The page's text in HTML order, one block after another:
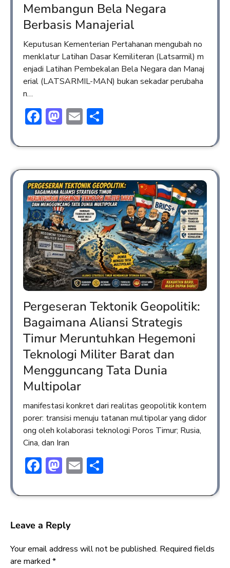
Membangun Bela Negara
Berbasis Manajerial
Keputusan Kementerian Pertahanan mengubah no
menklatur Latihan Dasar Kemiliteran (Latsarmil) m
enjadi Latihan Pembekalan Bela Negara dan Manaj
erial (LATSARMIL-MAN) bukan sekadar perubaha
n…
Facebook
Mastodon
Email
Pergeseran Tektonik Geopolitik:
Bagaimana Aliansi Strategis
Timur Meruntuhkan Hegemoni
Teknologi Militer Barat dan
Mengguncang Tata Dunia
Multipolar
manifestasi konkret dari realitas geopolitik kontem
porer: transisi menuju tatanan multipolar yang didor
ong oleh kolaborasi teknologi Poros Timur; Rusia,
Cina, dan Iran
Facebook
Mastodon
Email
Leave a Reply
Your email address will not be published. Required fields
are marked *